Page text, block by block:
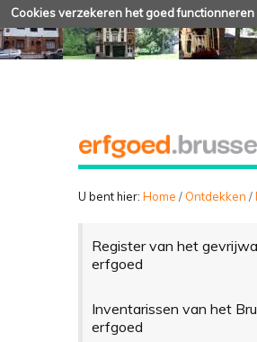
Cookies verzekeren het goed
U bent hier: Home / Ontdekken /
Register van het
erfgoed
Inventarissen van het
erfgoed